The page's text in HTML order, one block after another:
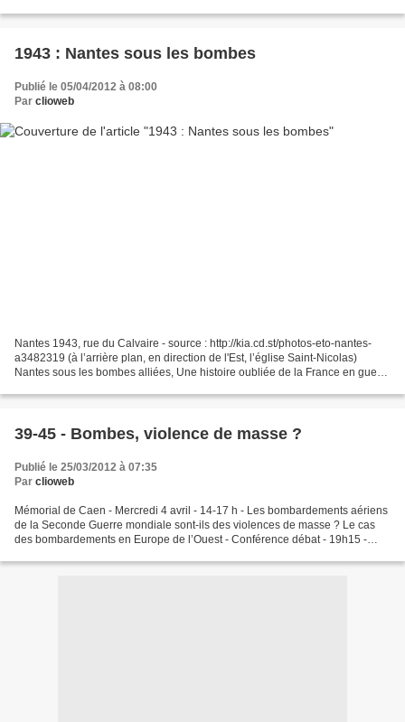
1943 : Nantes sous les bombes
Publié le 05/04/2012 à 08:00
Par clioweb
Nantes 1943, rue du Calvaire - source : http://kia.cd.st/photos-eto-nantes-
a3482319 (à l’arrière plan, en direction de l'Est, l’église Saint-Nicolas)
Nantes sous les bombes alliées, Une histoire oubliée de la France en guerre
39-45 - Bombes, violence de masse ?
Publié le 25/03/2012 à 07:35
Par clioweb
Mémorial de Caen - Mercredi 4 avril - 14-17 h - Les bombardements aériens
de la Seconde Guerre mondiale sont-ils des violences de masse ? Le cas
des bombardements en Europe de l’Ouest - Conférence débat - 19h15 -